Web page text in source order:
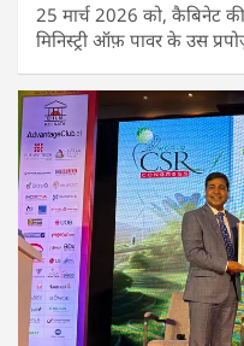
25 मार्च 2026 को, कैबिनेट
मिनिस्ट्री ऑफ़ पावर के उस